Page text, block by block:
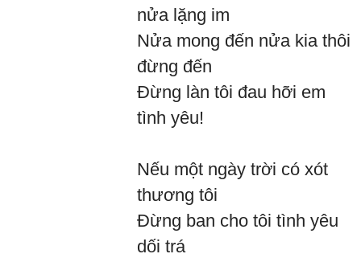
nửa lặng im
Nửa mong đến nửa kia thôi
đừng đến
Đừng làn tôi đau hỡi em
tình yêu!
Nếu một ngày trời có xót
thương tôi
Đừng ban cho tôi tình yêu
dối trá